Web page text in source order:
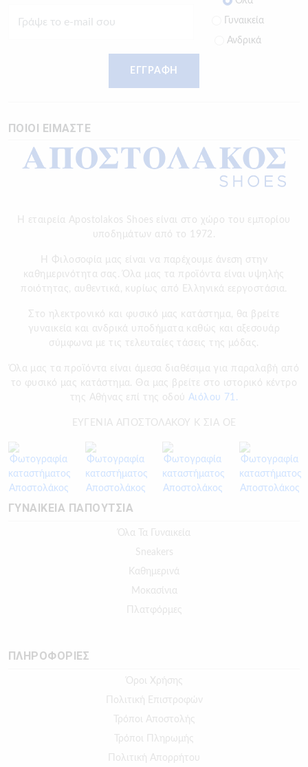
Γυναικεία
Ανδρικά
ΕΓΓΡΑΦΗ
ΠΟΙΟΙ ΕΙΜΑΣΤΕ
Η εταιρεία Apostolakos Shoes είναι στο χώρο του εμπορίου
υποδημάτων από το 1972.
H Φιλοσοφία μας είναι να παρέχουμε άνεση στην
καθημερινότητα σας. Όλα μας τα προϊόντα είναι υψηλής
ποιότητας, αυθεντικά, κυρίως από Ελληνικά εεργοστάσια.
Στο ηλεκτρονικό και φυσικό μας κατάστημα, θα βρείτε
γυναικεία και ανδρικά υποδήματα καθώς και αξεσουάρ
σύμφωνα με τις τελευταίες τάσεις της μόδας.
Όλα μας τα προϊόντα είναι άμεσα διαθέσιμα για παραλαβή από
το φυσικό μας κατάστημα. Θα μας βρείτε στο ιστορικό κέντρο
της Αθήνας επί της οδού Αιόλου 71.
ΕΥΓΕΝΙΑ ΑΠΟΣΤΟΛΑΚΟΥ Κ ΣΙΑ ΟΕ
ΓΥΝΑΙΚΕΙΑ ΠΑΠΟΥΤΣΙΑ
Όλα Τα Γυναικεία
Sneakers
Καθημερινά
Μοκασίνια
Πλατφόρμες
ΠΛΗΡΟΦΟΡΙΕΣ
Όροι Χρήσης
Πολιτική Επιστροφών
Τρόποι Αποστολής
Τρόποι Πληρωμής
Πολιτική Απορρήτου